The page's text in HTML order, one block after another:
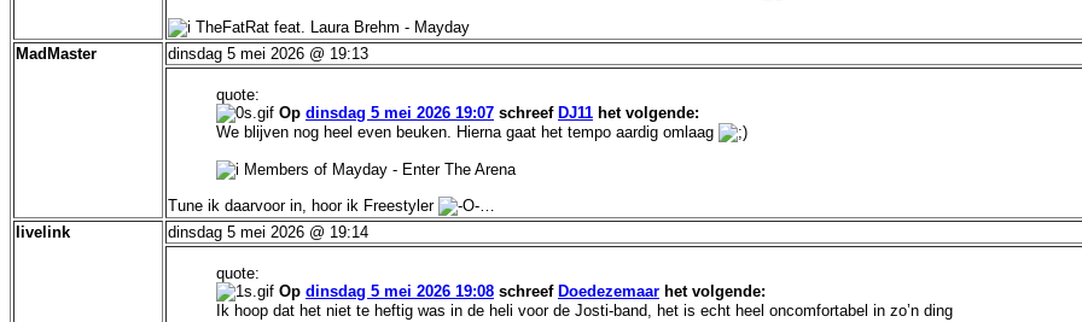
TheFatRat feat. Laura Brehm - Mayday
MadMaster
dinsdag 5 mei 2026 @ 19:13
quote:
Op dinsdag 5 mei 2026 19:07 schreef DJ11 het volgende:
We blijven nog heel even beuken. Hierna gaat het tempo aardig omlaag
Members of Mayday - Enter The Arena
Tune ik daarvoor in, hoor ik Freestyler
livelink
dinsdag 5 mei 2026 @ 19:14
quote:
Op dinsdag 5 mei 2026 19:08 schreef Doedezemaar het volgende:
Ik hoop dat het niet te heftig was in de heli voor de Josti-band, het is echt heel oncomfortabel in zo’n ding